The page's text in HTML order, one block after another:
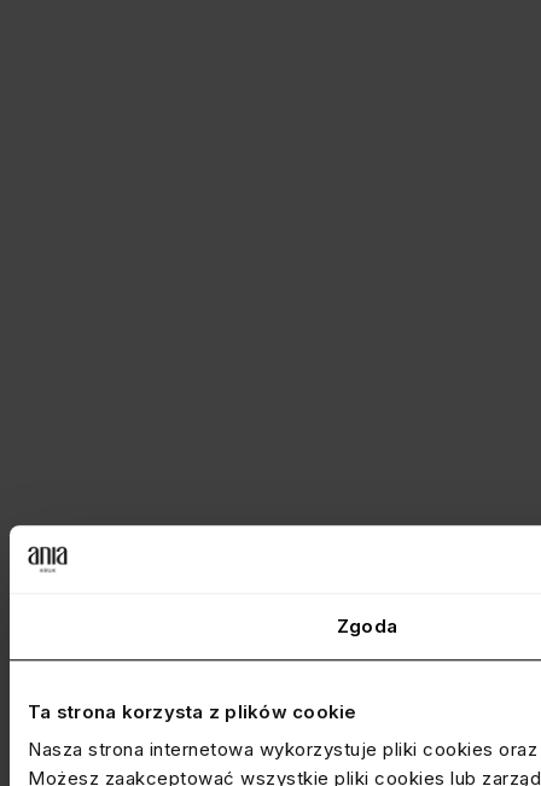
Zgoda
Ta strona korzysta z plików cookie
Nasza strona internetowa wykorzystuje pliki cookies
Możesz zaakceptować wszystkie pliki cookies lub